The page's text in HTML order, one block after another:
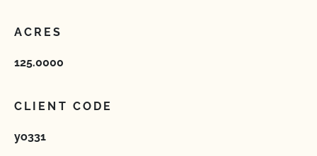
ACRES
125.0000
CLIENT CODE
yo331